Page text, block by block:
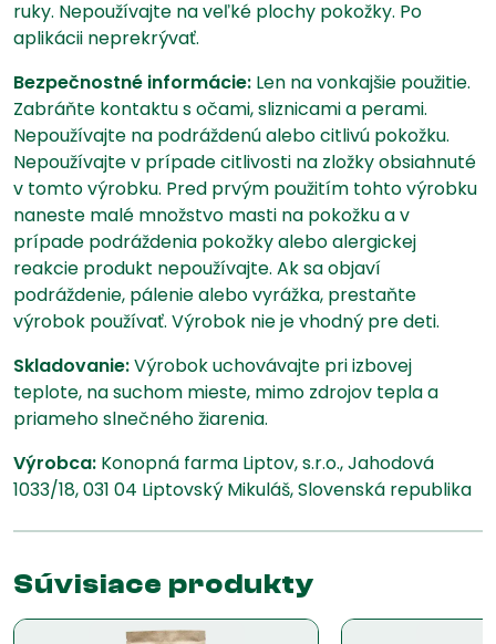
ruky. Nepoužívajte na veľké plochy pokožky. Po
aplikácii neprekrývať.
Bezpečnostné informácie: Len na vonkajšie použitie.
Zabráňte kontaktu s očami, sliznicami a perami.
Nepoužívajte na podráždenú alebo citlivú pokožku.
Nepoužívajte v prípade citlivosti na zložky obsiahnuté
v tomto výrobku. Pred prvým použitím tohto výrobku
naneste malé množstvo masti na pokožku a v
prípade podráždenia pokožky alebo alergickej
reakcie produkt nepoužívajte. Ak sa objaví
podráždenie, pálenie alebo vyrážka, prestaňte
výrobok používať. Výrobok nie je vhodný pre deti.
Skladovanie:Výrobok uchovávajte pri izbovej
teplote, na suchom mieste, mimo zdrojov tepla a
priameho slnečného žiarenia.
Výrobca: Konopná farma Liptov, s.r.o., Jahodová
1033/18, 031 04 Liptovský Mikuláš, Slovenská republika
Súvisiace produkty